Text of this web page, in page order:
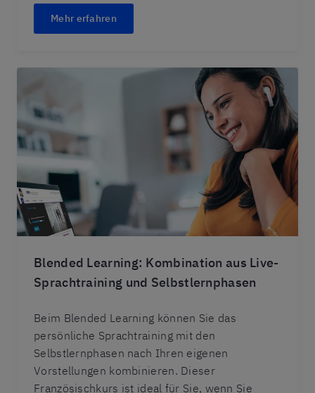
Mehr erfahren
Blended Learning: Kombination aus Live-
Sprachtraining und Selbstlernphasen
Beim Blended Learning können Sie das
persönliche Sprachtraining mit den
Selbstlernphasen nach Ihren eigenen
Vorstellungen kombinieren. Dieser
Französischkurs ist ideal für Sie, wenn Sie